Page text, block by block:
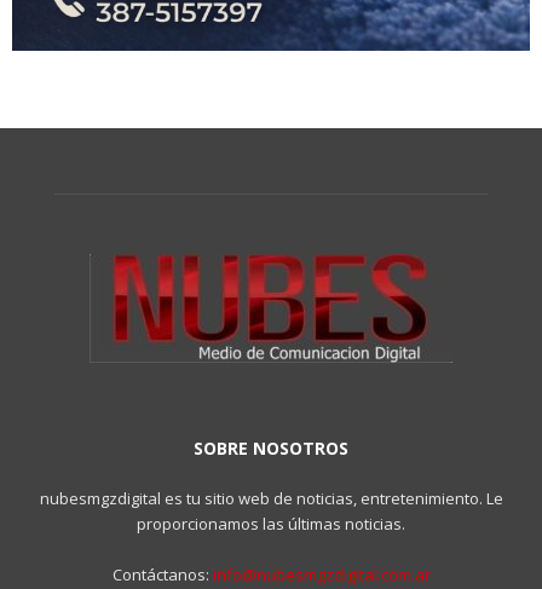
SOBRE NOSOTROS
nubesmgzdigital es tu sitio web de noticias, entretenimiento. Le
proporcionamos las últimas noticias.
Contáctanos: info@nubesmgzdigital.com.ar